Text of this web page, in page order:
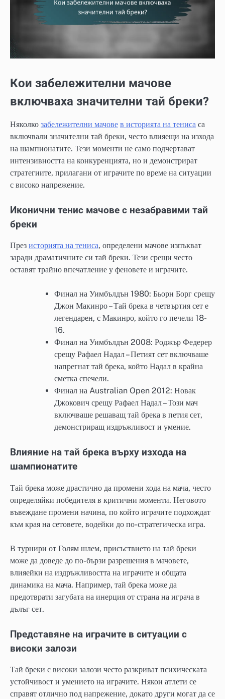
Кои забележителни мачове
включваха значителни тай бреки?
Няколко забележителни мачове в историята на тениса са
включвали значителни тай бреки, често влияещи на изхода
на шампионатите. Тези моменти не само подчертават
интензивността на конкуренцията, но и демонстрират
стратегиите, прилагани от играчите по време на ситуации
с високо напрежение.
Иконични тенис мачове с незабравими тай
бреки
През историята на тениса, определени мачове изпъкват
заради драматичните си тай бреки. Тези срещи често
оставят трайно впечатление у феновете и играчите.
Финал на Уимбълдън 1980: Бьорн Борг срещу
Джон Макинро – Тай брека в четвъртия сет е
легендарен, с Макинро, който го печели 18-
16.
Финал на Уимбълдън 2008: Роджър Федерер
срещу Рафаел Надал – Петият сет включваше
напрегнат тай брека, който Надал в крайна
сметка спечели.
Финал на Australian Open 2012: Новак
Джокович срещу Рафаел Надал – Този мач
включваше решаващ тай брека в петия сет,
демонстриращ издръжливост и умение.
Влияние на тай брека върху изхода на
шампионатите
Тай брека може драстично да промени хода на мача, често
определяйки победителя в критични моменти. Неговото
въвеждане промени начина, по който играчите подхождат
към края на сетовете, водейки до по-стратегическа игра.
В турнири от Голям шлем, присъствието на тай бреки
може да доведе до по-бързи разрешения в мачовете,
влияейки на издръжливостта на играчите и общата
динамика на мача. Например, тай брека може да
предотврати загубата на инерция от страна на играча в
дълъг сет.
Представяне на играчите в ситуации с
високи залози
Тай бреки с високи залози често разкриват психическата
устойчивост и умението на играчите. Някои атлети се
справят отлично под напрежение, докато други могат да се